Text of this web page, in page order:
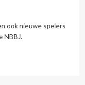
ook nieuwe spelers
NBBJ.